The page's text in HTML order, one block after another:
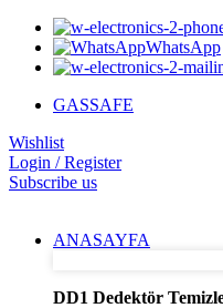
WhatsApp
GASSAFE
Wishlist
Login / Register
Subscribe us
ANASAYFA
DD1 Dedektör